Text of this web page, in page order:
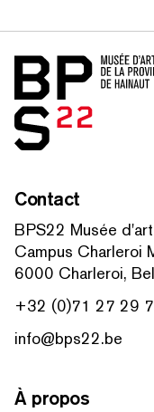
Accueil
Contact
BPS22 Musée
Campus Charleroi
6000 Charleroi,
+32 (0)71 27 29
info@bps22.be
À propos